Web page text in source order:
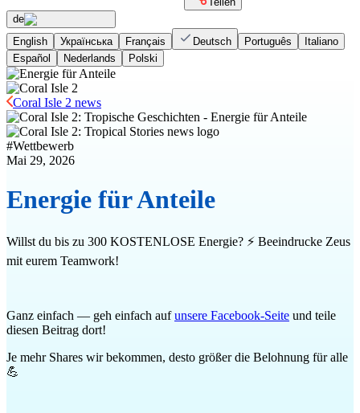
de
English
Українська Français Deutsch Português
Italiano
Español
Nederlands Polski
Coral Isle 2 news
#Wettbewerb
Mai 29, 2026
Energie für Anteile
Willst du bis zu 300 KOSTENLOSE Energie? ⚡ Beeindrucke Zeus
mit eurem Teamwork!
Ganz einfach — geh einfach aufunsere Facebook-Seite und teile
diesen Beitrag dort!
Je mehr Shares wir bekommen, desto größer die Belohnung für alle
💪